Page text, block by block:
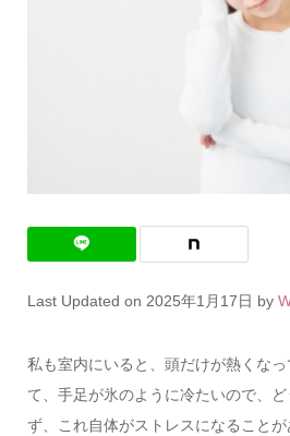
Last Updated on 2025年1月17日 by
私も室内にいると、頭だけが熱くな
て、手足が氷のように冷たいので、
ず、これ自体がストレスになること